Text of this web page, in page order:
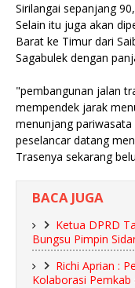
Sirilangai sepanjang
Selain itu juga akan
Barat ke Timur dari
Sagabulek dengan
"pembangunan jalan
mempendek jarak
menunjang
peselancar datang
Trasenya sekarang
BACA JUGA
Ketua DPRD
Bungsu Pimpin
Richi Aprian :
Kolaborasi